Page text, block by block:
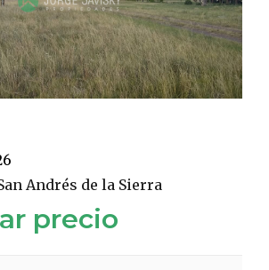
Andrés de la Sierra
precio